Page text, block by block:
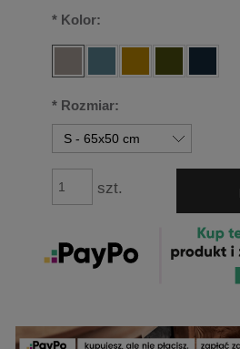
* Kolor:
* Rozmiar:
szt.